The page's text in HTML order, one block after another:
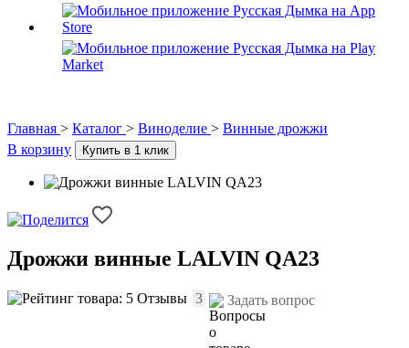
Главная > Каталог > Виноделие > Винные дрожжи
В корзину
Купить в 1 клик
Дрожжи винные LALVIN QA23
Отзывы 3 Задать вопрос